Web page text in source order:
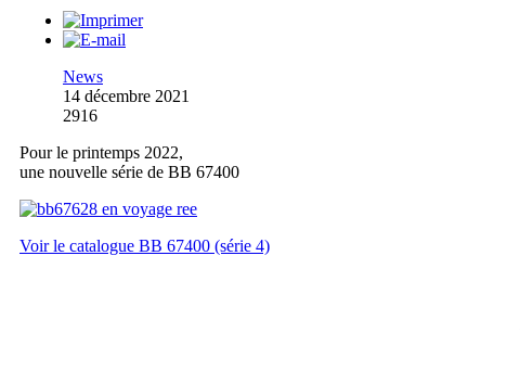
News
14 décembre 2021
2916
Pour le printemps 2022,
une nouvelle série de BB 67400
Voir le catalogue BB 67400 (série 4)